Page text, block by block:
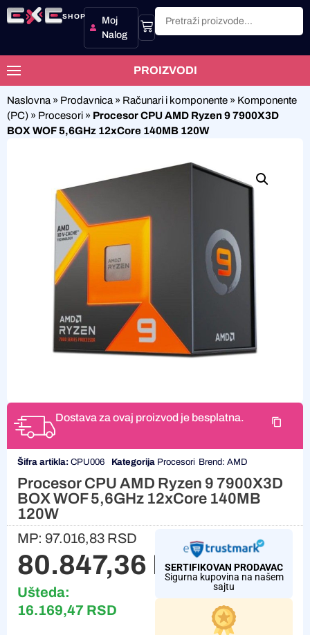
SHOP
Moj
Nalog
PROIZVODI
Naslovna » Prodavnica » Računari i komponente » Komponente
(PC) » Procesori » Procesor CPU AMD Ryzen 9 7900X3D
BOX WOF 5,6GHz 12xCore 140MB 120W
Dostava za ovaj proizvod je besplatna.
Šifra artikla: CPU006 Kategorija Procesori Brend: AMD
Procesor CPU AMD Ryzen 9 7900X3D
BOX WOF 5,6GHz 12xCore 140MB
120W
MP: 97.016,83 RSD
80.847,36 RSD
Ušteda:
16.169,47 RSD
SERTIFIKOVAN PRODAVAC
Sigurna kupovina na našem
sajtu